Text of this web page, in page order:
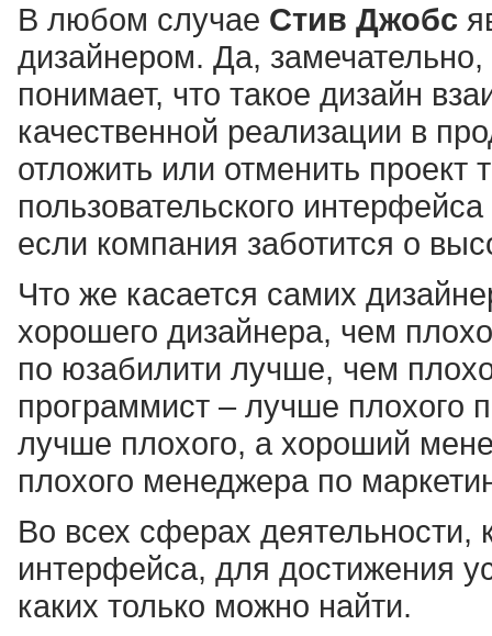
В любом случае Стив Джобс
дизайнером. Да,
понимает, что такое дизайн
качественной реализации в
отложить или отменить проект
пользовательского
если компания заботится о
Что же касается самих
хорошего дизайнера, чем
по юзабилити лучше, чем
программист – лучше плохого
лучше плохого, а хороший
плохого менеджера по
Во всех сферах деятельности,
интерфейса, для достижения
каких только можно найти.